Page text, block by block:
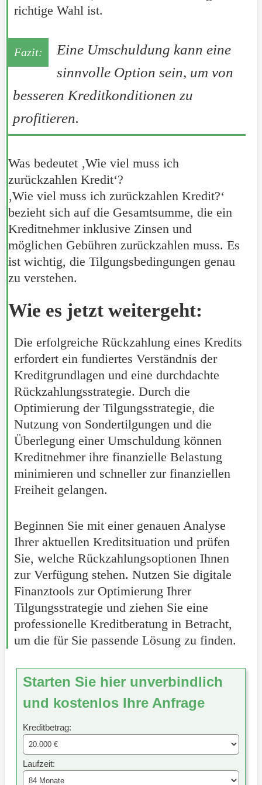
richtige Wahl ist.
Eine Umschuldung kann eine
sinnvolle Option sein, um von
besseren Kreditkonditionen zu
profitieren.
Was bedeutet ‚Wie viel muss ich
zurückzahlen Kredit‘?
‚Wie viel muss ich zurückzahlen Kredit?‘
bezieht sich auf die Gesamtsumme, die ein
Kreditnehmer inklusive Zinsen und
möglichen Gebühren zurückzahlen muss. Es
ist wichtig, die Tilgungsbedingungen genau
zu verstehen.
Wie es jetzt weitergeht:
Die erfolgreiche Rückzahlung eines Kredits
erfordert ein fundiertes Verständnis der
Kreditgrundlagen und eine durchdachte
Rückzahlungsstrategie. Durch die
Optimierung der Tilgungsstrategie, die
Nutzung von Sondertilgungen und die
Überlegung einer Umschuldung können
Kreditnehmer ihre finanzielle Belastung
minimieren und schneller zur finanziellen
Freiheit gelangen.
Beginnen Sie mit einer genauen Analyse
Ihrer aktuellen Kreditsituation und prüfen
Sie, welche Rückzahlungsoptionen Ihnen
zur Verfügung stehen. Nutzen Sie digitale
Finanztools zur Optimierung Ihrer
Tilgungsstrategie und ziehen Sie eine
professionelle Kreditberatung in Betracht,
um die für Sie passende Lösung zu finden.
Starten Sie hier unverbindlich
und kostenlos Ihre Anfrage
Kreditbetrag:
Laufzeit: